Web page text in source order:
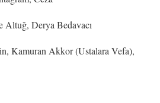
Altuğ, Derya Bedavacı
Kamuran Akkor (Ustalara Vefa),